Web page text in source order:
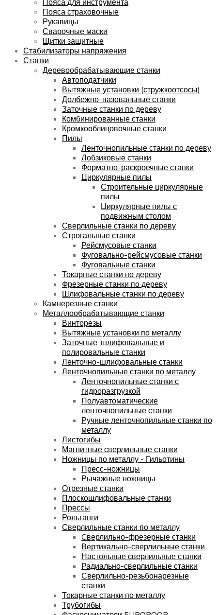
Пояса страховочные
Рукавицы
Сварочные маски
Щитки защитные
Стабилизаторы напряжения
Станки
Деревообрабатывающие станки
Автоподатчики
Вытяжные установки (стружкоотсосы)
Долбежно-пазовальные станки
Заточные станки по дереву
Комбинированные станки
Кромкооблицовочные станки
Пилы
Ленточнопильные станки по дереву
Лобзиковые станки
Форматно-раскроечные станки
Циркулярные пилы
Строительные циркулярные
пилы
Циркулярные пилы с
подвижным столом
Сверлильные станки по дереву
Строгальные станки
Рейсмусовые станки
Фуговально-рейсмусовые станки
Фуговальные станки
Токарные станки по дереву
Фрезерные станки по дереву
Шлифовальные станки по дереву
Камнерезные станки
Металлообрабатывающие станки
Винторезы
Вытяжные установки по металлу
Заточные, шлифовальные и
полировальные станки
Ленточно-шлифовальные станки
Ленточнопильные станки по металлу
Ленточнопильные станки с
гидроразгрузкой
Полуавтоматические
ленточнопильные станки
Ручные ленточнопильные станки по
металлу
Листогибы
Магнитные сверлильные станки
Ножницы по металлу - Гильотины
Пресс-ножницы
Рычажные ножницы
Отрезные станки
Плоскошлифовальные станки
Прессы
Рольганги
Сверлильные станки по металлу
Cверлильно-фрезерные станки
Вертикально-сверлильные станки
Настольные сверлильные станки
Радиально-сверлильные станки
Сверлильно-резьбонарезные
станки
Токарные станки по металлу
Трубогибы